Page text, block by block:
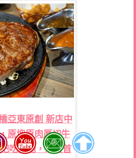
亞東原創 新店中
原塊原肉厚切牛
吃到飽，聚餐首